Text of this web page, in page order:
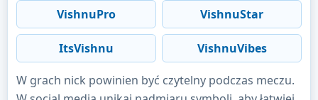
VishnuPro VishnuStar
ItsVishnu VishnuVibes
W grach nick powinien być czytelny podczas meczu.